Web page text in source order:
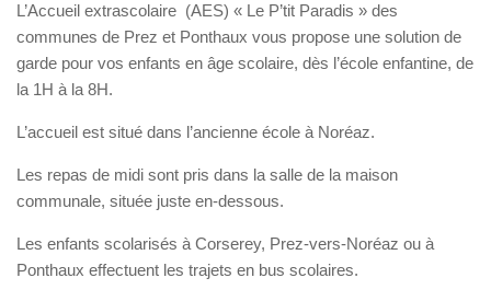
L’Accueil extrascolaire (AES) « Le P’tit Paradis » des
communes de Prez et Ponthaux vous propose une solution de
garde pour vos enfants en âge scolaire, dès l’école enfantine, de
la 1H à la 8H.
L’accueil est situé dans l’ancienne école à Noréaz.
Les repas de midi sont pris dans la salle de la maison
communale, située juste en-dessous.
Les enfants scolarisés à Corserey, Prez-vers-Noréaz ou à
Ponthaux effectuent les trajets en bus scolaires.